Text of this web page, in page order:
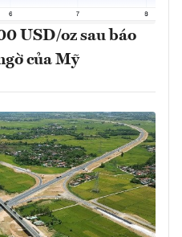
USD/oz sau báo
của Mỹ